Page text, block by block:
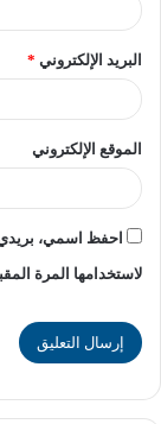
ألف جنيه: نسبة
البريد الإلكتروني *
الموقع الإلكتروني
احفظ اسمي، بريدي
لاستخدامها المرة